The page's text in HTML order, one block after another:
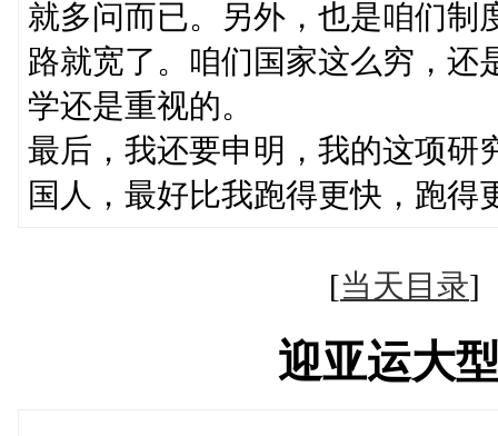
就多问而已。另外，也是咱们制
路就宽了。咱们国家这么穷，还
学还是重视的。
最后，我还要申明，我的这项研
国人，最好比我跑得更快，跑得
[当天目录
迎亚运大